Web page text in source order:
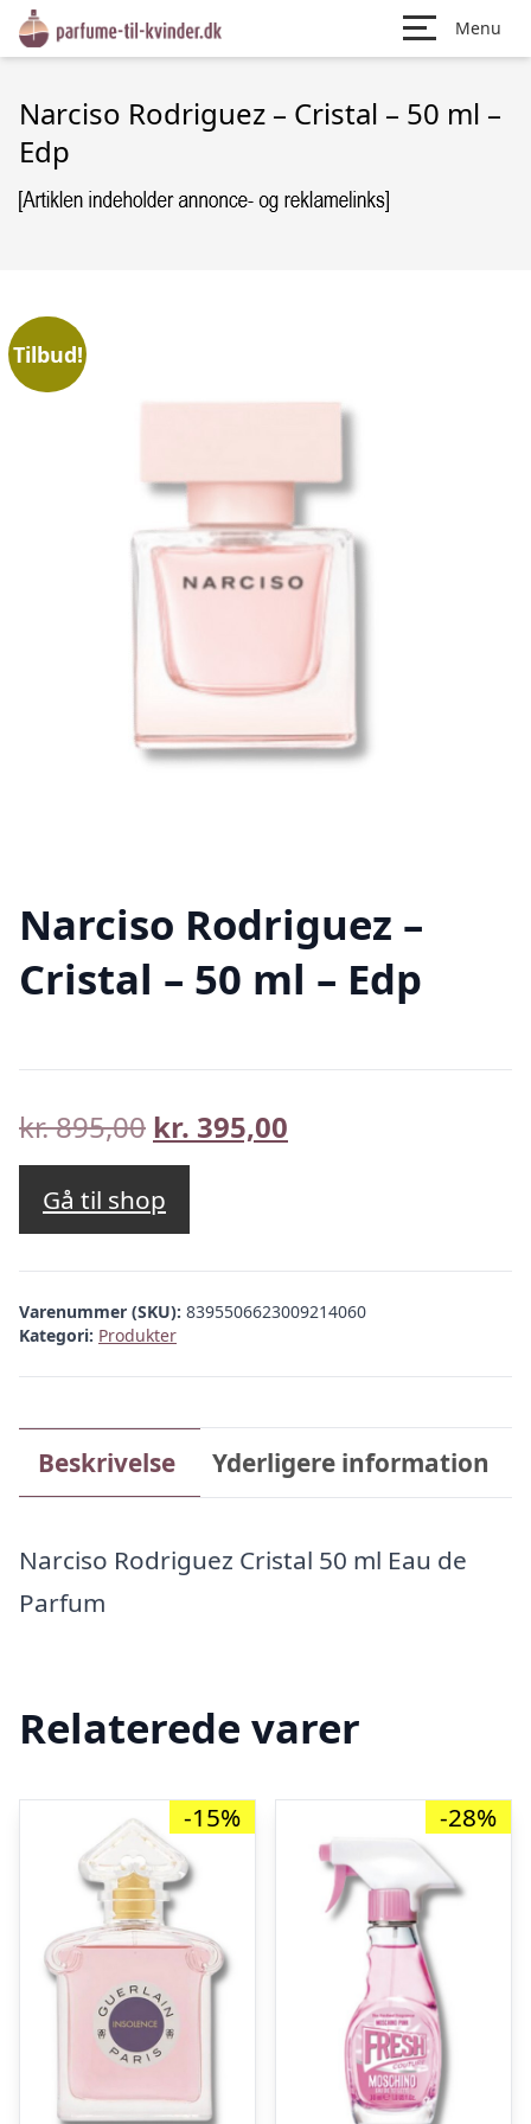
Menu
Narciso Rodriguez – Cristal – 50 ml –
Edp
Tilbud!
Narciso Rodriguez –
Cristal – 50 ml – Edp
kr.895,00 Den
oprindelige
pris
var:
kr. 895,00.
kr. 395,00
kr. 395,00.
Gå til shop
Varenummer (SKU): 8395506623009214060
Kategori: Produkter
Beskrivelse Yderligere information
Narciso Rodriguez Cristal 50 ml Eau de
Parfum
Relaterede varer
-15% -28%